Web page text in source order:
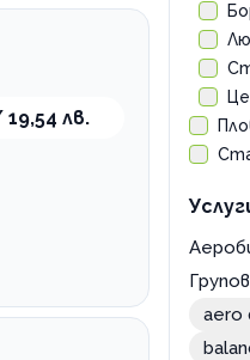
лв.
степ
aero